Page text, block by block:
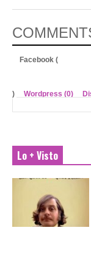
Facebook (
) Wordpress (0)
Lo + Visto